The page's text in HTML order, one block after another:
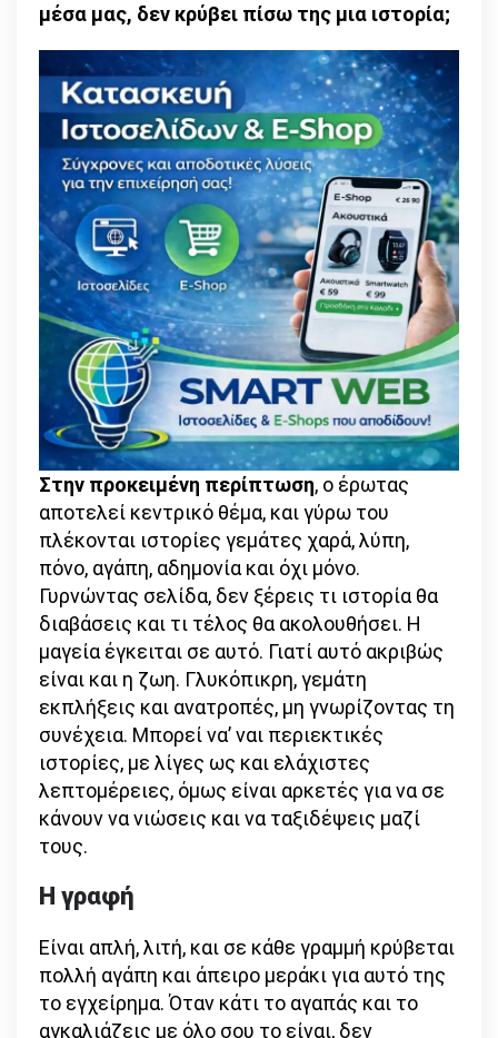
μέσα μας, δεν κρύβει πίσω της μια ιστορία;
Στην προκειμένη περίπτωση, ο έρωτας
αποτελεί κεντρικό θέμα, και γύρω του
πλέκονται ιστορίες γεμάτες χαρά, λύπη,
πόνο, αγάπη, αδημονία και όχι μόνο.
Γυρνώντας σελίδα, δεν ξέρεις τι ιστορία θα
διαβάσεις και τι τέλος θα ακολουθήσει. Η
μαγεία έγκειται σε αυτό. Γιατί αυτό ακριβώς
είναι και η ζωη. Γλυκόπικρη, γεμάτη
εκπλήξεις και ανατροπές, μη γνωρίζοντας τη
συνέχεια. Μπορεί να’ ναι περιεκτικές
ιστορίες, με λίγες ως και ελάχιστες
λεπτομέρειες, όμως είναι αρκετές για να σε
κάνουν να νιώσεις και να ταξιδέψεις μαζί
τους.
Η γραφή
Eίναι απλή, λιτή, και σε κάθε γραμμή κρύβεται
πολλή αγάπη και άπειρο μεράκι για αυτό της
το εγχείρημα. Όταν κάτι το αγαπάς και το
αγκαλιάζεις με όλο σου το είναι, δεν